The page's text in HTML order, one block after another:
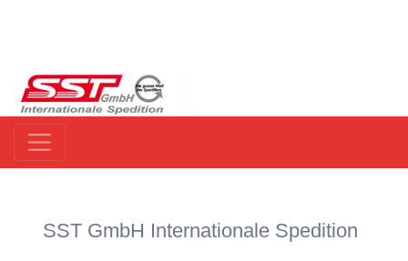
SST GmbH Internationale Spedition